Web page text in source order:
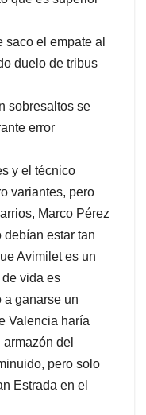
el empate al
duelo de tribus
sobresaltos se
error
y el técnico
variantes, pero
Marco Pérez
estar tan
Avimilet es un
vida es
a ganarse un
Valencia haría
del
pero solo
Estrada en el